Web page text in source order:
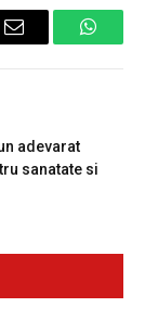
Email
adevarat
sanatate si